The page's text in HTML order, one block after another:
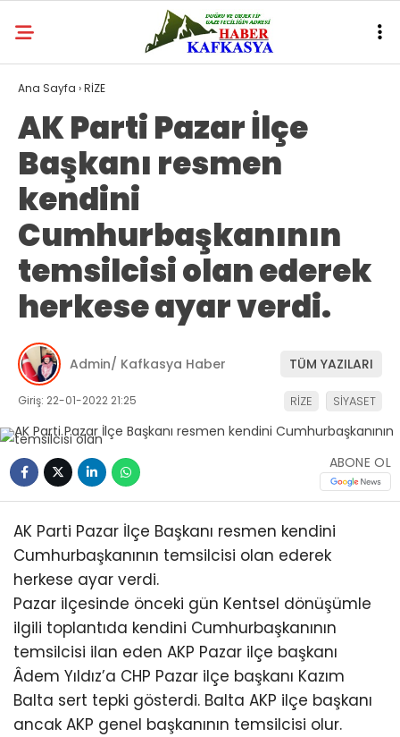
Ana Sayfa ›RİZE
AK Parti Pazar İlçe
Başkanı resmen
kendini
Cumhurbaşkanının
temsilcisi olan ederek
herkese ayar verdi.
Admin/ Kafkasya Haber TÜM YAZILARI
Giriş: 22-01-2022 21:25 RİZE SİYASET
ABONE OL
AK Parti Pazar İlçe Başkanı resmen kendini
Cumhurbaşkanının temsilcisi olan ederek
herkese ayar verdi.
Pazar ilçesinde önceki gün Kentsel dönüşümle
ilgili toplantıda kendini Cumhurbaşkanının
temsilcisi ilan eden AKP Pazar ilçe başkanı
Âdem Yıldız’a CHP Pazar ilçe başkanı Kazım
Balta sert tepki gösterdi. Balta AKP ilçe başkanı
ancak AKP genel başkanının temsilcisi olur.